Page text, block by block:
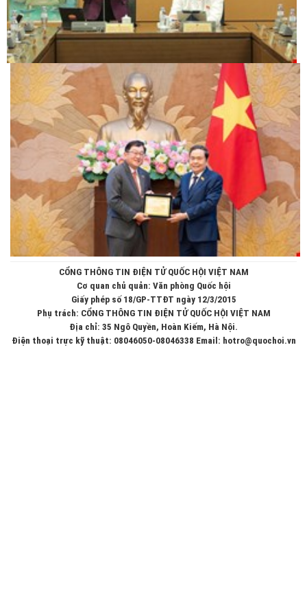
CỔNG THÔNG TIN ĐIỆN TỬ QUỐC HỘI VIỆT NAM
Cơ quan chủ quản: Văn phòng Quốc hội
Giấy phép số 18/GP-TTĐT ngày 12/3/2015
Phụ trách: CỔNG THÔNG TIN ĐIỆN TỬ QUỐC HỘI VIỆT NAM
Địa chỉ: 35 Ngô Quyền, Hoàn Kiếm, Hà Nội.
Điện thoại trực kỹ thuật: 08046050-08046338 Email: hotro@quochoi.vn